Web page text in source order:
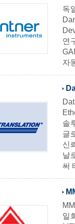
독
연
자
솔
글
신
날
써
일